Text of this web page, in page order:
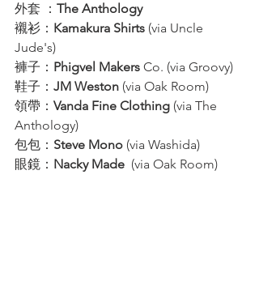
外套 ： The Anthology
襯衫： Kamakura Shirts (via Uncle
Jude's)
褲子： Phigvel Makers Co. (via Groovy)
鞋子： JM Weston (via Oak Room)
領帶： Vanda Fine Clothing (via The
Anthology)
包包： Steve Mono (via Washida)
眼鏡： Nacky Made (via Oak Room)